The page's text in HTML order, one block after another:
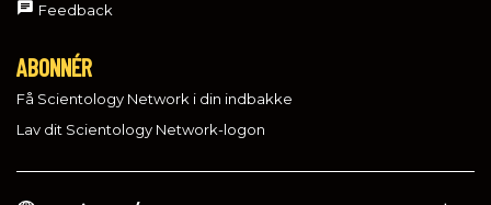
Feedback
ABONNÉR
Få Scientology Network i din indbakke
Lav dit Scientology Network-logon